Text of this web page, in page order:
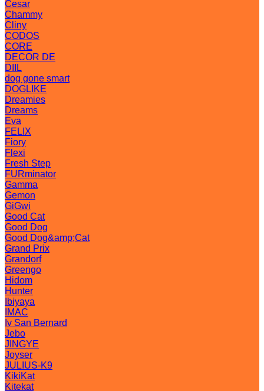
Cesar
Chammy
Cliny
CODOS
CORE
DECOR DE
DIIL
dog gone smart
DOGLIKE
Dreamies
Dreams
Eva
FELIX
Fiory
Flexi
Fresh Step
FURminator
Gamma
Gemon
GiGwi
Good Cat
Good Dog
Good Dog&amp;Cat
Grand Prix
Grandorf
Greengo
Hidom
Hunter
Ibiyaya
IMAC
Iv San Bernard
Jebo
JINGYE
Joyser
JULIUS-K9
KikiKat
Kitekat